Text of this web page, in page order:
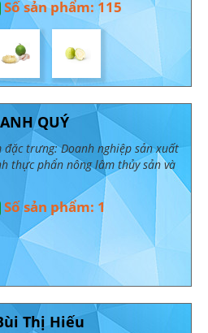
Số sản phẩm: 115
QUÝ
đặc trưng: Doanh nghiệp sản xuất
thực phẩn nông lâm thủy sản và
Số sản phẩm: 1
Thị Hiếu